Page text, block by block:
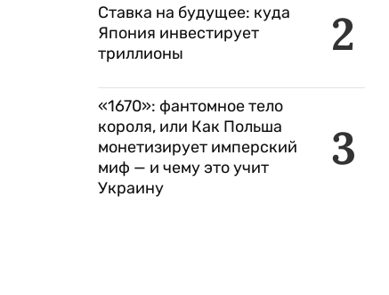
2
Ставка на будущее: куда
Япония инвестирует
триллионы
3
«1670»: фантомное тело
короля, или Как Польша
монетизирует имперский
миф — и чему это учит
Украину